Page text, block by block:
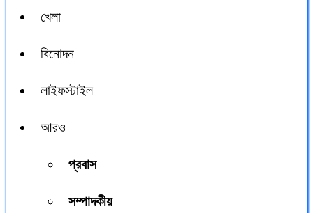
খেলা
বিনোদন
লাইফস্টাইল
আরও
প্রবাস
সম্পাদকীয়